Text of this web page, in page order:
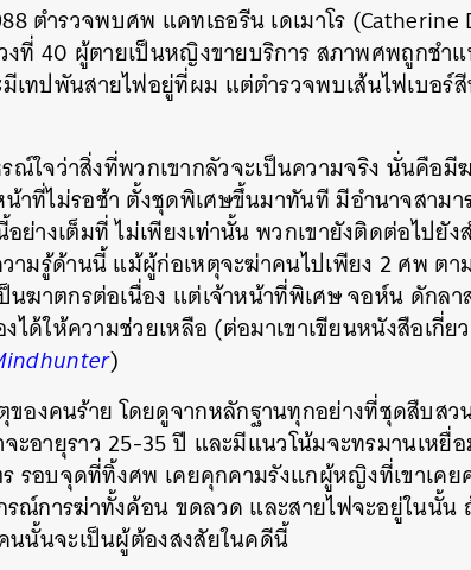
ตำรวจพบศพ แคทเธอรีน เดเมาโร (Catherine
งที่ 40 ผู้ตายเป็นหญิงขายบริการ สภาพศพถูกชำ
ทปพันสายไฟอยู่ที่ผม แต่ตำรวจพบเส้นไฟเบอร์สี
ใจว่าสิ่งที่พวกเขากลัวจะเป็นความจริง นั่นคือมี
าที่ไม่รอช้า ตั้งชุดพิเศษขึ้นมาทันที มีอำนาจสามา
ย่างเต็มที่ ไม่เพียงเท่านั้น พวกเขายังติดต่อไปยัง
ามรู้ด้านนี้ แม้ผู้ก่อเหตุจะฆ่าคนไปเพียง 2 ศพ ต
นฆาตกรต่อเนื่อง แต่เจ้าหน้าที่พิเศษ จอห์น ดักลา
ได้ให้ความช่วยเหลือ (ต่อมาเขาเขียนหนังสือเกี่ย
)
องคนร้าย โดยดูจากหลักฐานทุกอย่างที่ชุดสืบสว
อายุราว 25-35 ปี และมีแนวโน้มจะทรมานเหยื่
รอบจุดที่ทิ้งศพ เคยคุกคามรังแกผู้หญิงที่เขาเคย
ณ์การฆ่าทั้งค้อน ขดลวด และสายไฟจะอยู่ในนั้
นนั้นจะเป็นผู้ต้องสงสัยในคดีนี้